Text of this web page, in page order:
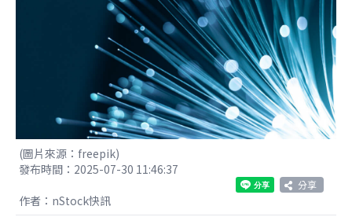
(圖片來源：freepik)
發布時間：2025-07-30 11:46:37
分享
作者：nStock快訊